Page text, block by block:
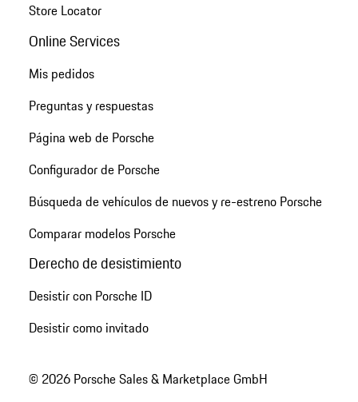
Store Locator
Online Services
Mis pedidos
Preguntas y respuestas
Página web de Porsche
Configurador de Porsche
Búsqueda de vehículos de nuevos y re-estreno Porsche
Comparar modelos Porsche
Derecho de desistimiento
Desistir con Porsche ID
Desistir como invitado
© 2026 Porsche Sales & Marketplace GmbH